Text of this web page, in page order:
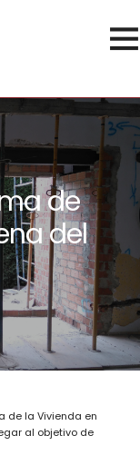
de
del
de la Vivienda en
al objetivo de